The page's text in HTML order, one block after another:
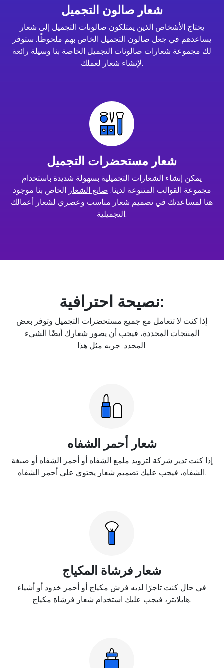
شعار صالون التجميل
يحتاج الأشخاص الذين يمتلكون صالونات التجميل إلى شعار
يساعدهم في جعل صالون التجميل الخاص بهم ملحوظًا. ستوفر
لك مجموعة شعارات صالونات التجميل الخاصة بنا وسيلة رائعة
لإنشاء شعار لعملك.
شعار مستحضرات التجميل
يمكن إنشاء الشعارات التجميلية بسهولة شديدة باستخدام
مجموعة القوالب المتنوعة لدينا. صانع الشعار الخاص بنا موجود
هنا لمساعدتك في تصميم شعار مناسب وعصري لشعار أعمالك
التجميلية.
نصيحة احترافية:
إذا كنت لا تتعامل مع جميع مستحضرات التجميل وتوفر بعض
المنتجات المحددة، فيجب أن يصور شعارك أيضًا الشيء
المحدد. جربه مثل هذا:
شعار أحمر الشفاه
إذا كنت تدير شركة لتزويد ملمع الشفاه أو أحمر الشفاه أو صبغة
الشفاه، فيجب عليك تصميم شعار يحتوي على أحمر الشفاه.
شعار فرشاة المكياج
في حال كنت تاجرًا لديه فرش مكياج أو أحمر خدود أو أشياء
هايلايتر، فيجب عليك استخدام شعار فرشاة مكياج.